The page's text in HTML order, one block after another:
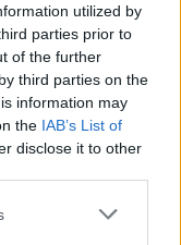
utilized by
parties prior to
of the further
third parties on the
information may
the IAB’s List of
disclose it to other
or more Google
az
igényelnek
a